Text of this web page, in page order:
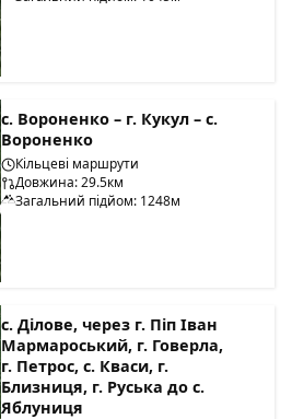
с. Вороненко – г. Кукул – с.
Вороненко
Кільцеві маршрути
Довжина: 29.5км
Загальний підйом: 1248м
с. Ділове, через г. Піп Іван
Мармароський, г. Говерла,
г. Петрос, с. Кваси, г.
Близниця, г. Руська до с.
Яблуниця